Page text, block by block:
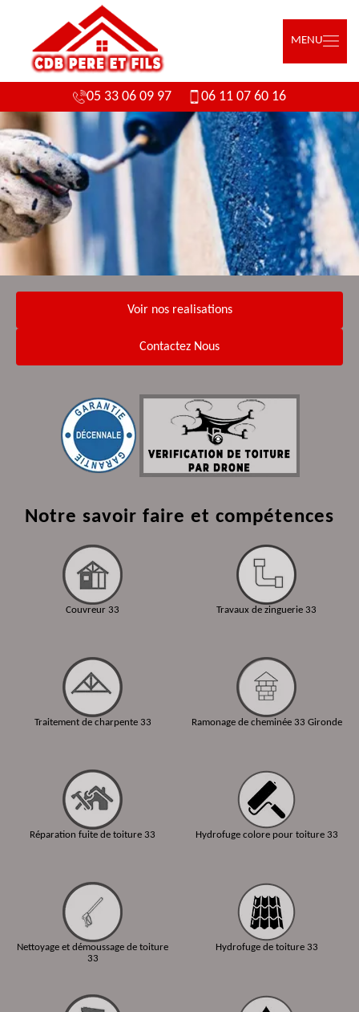
MENU
05 33 06 09 97 06 11 07 60 16
Voir nos realisations
Contactez Nous
Notre savoir faire et compétences
Couvreur 33
Traitement de charpente 33
Réparation fuite de toiture 33
Nettoyage et démoussage de toiture
33
Travaux de zinguerie 33
Ramonage de cheminée 33 Gironde
Hydrofuge colore pour toiture 33
Hydrofuge de toiture 33